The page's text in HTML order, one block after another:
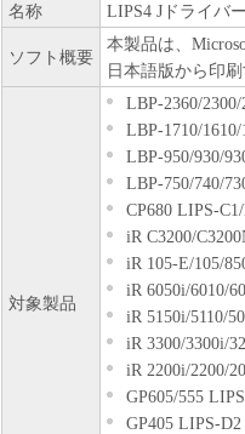
名称 LIPS4 Jドライバ
ソフト概要
本製品は、
日本語版から印
対象製品
LBP-2360/2300/
LBP-1710/1610/
LBP-950/930/
LBP-750/740/
CP680 LIPS-
iR C3200/
iR 105-E/105/
iR 6050i/6010/
iR 5150i/5110/
iR 3300/3300i/
iR 2200i/2200/
GP605/555
GP405 LIPS-D2